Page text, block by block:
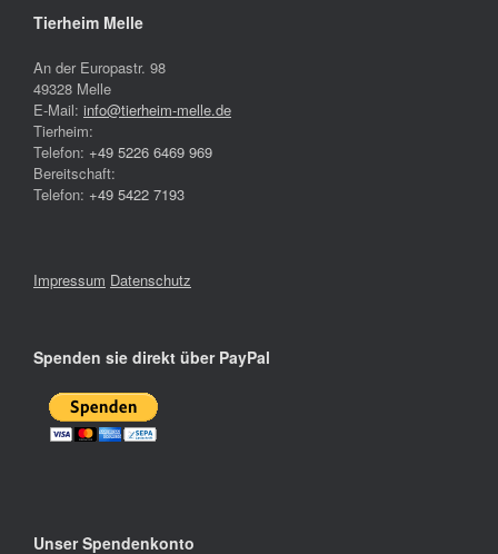
Tierheim Melle
An der Europastr. 98
49328 Melle
E-Mail: info@tierheim-melle.de
Tierheim:
Telefon: +49 5226 6469 969
Bereitschaft:
Telefon: +49 5422 7193
Impressum Datenschutz
Spenden sie direkt über PayPal
Unser Spendenkonto